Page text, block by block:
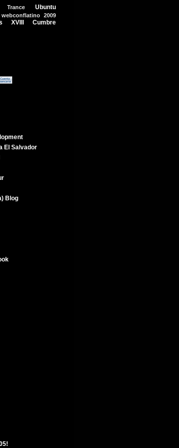
Trance Ubuntu
webconflatino 2009
XVIII Cumbre
El Salvador
Blog